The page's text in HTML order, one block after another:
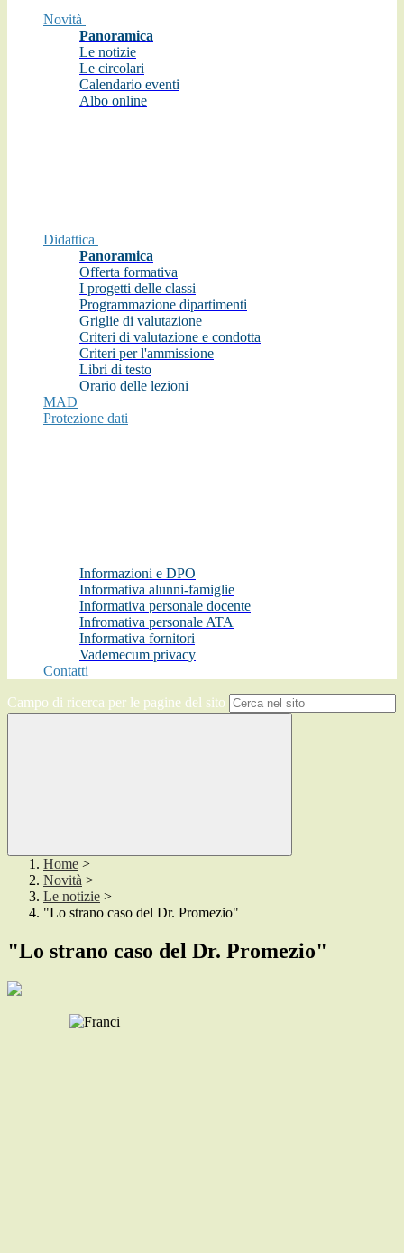
Novità
Panoramica
Le notizie
Le circolari
Calendario eventi
Albo online
Didattica
Panoramica
Offerta formativa
I progetti delle classi
Programmazione dipartimenti
Griglie di valutazione
Criteri di valutazione e condotta
Criteri per l'ammissione
Libri di testo
Orario delle lezioni
MAD
Protezione dati
Informazioni e DPO
Informativa alunni-famiglie
Informativa personale docente
Infromativa personale ATA
Informativa fornitori
Vademecum privacy
Contatti
Campo di ricerca per le pagine del sito
Home >
Novità >
Le notizie >
"Lo strano caso del Dr. Promezio"
"Lo strano caso del Dr. Promezio"